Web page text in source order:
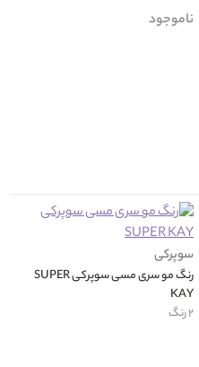
ناموجود
سوپرکی
رنگ مو سری مسی سوپرکی SUPER
KAY
۲ رنگ